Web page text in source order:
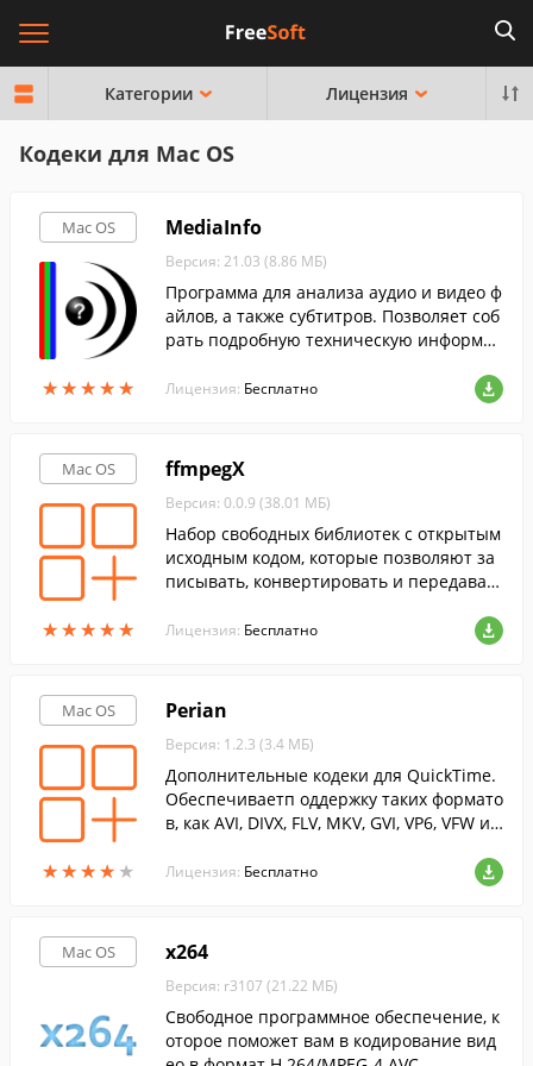
Категории Лицензия
Кодеки для Mac OS
Mac OS
★★★★★
★★★★★
MediaInfo
Версия: 21.03 (8.86 МБ)
Программа для анализа аудио и видео ф
айлов, а также субтитров. Позволяет соб
рать подробную техническую информац
Лицензия: Бесплатно
Mac OS
★★★★★
★★★★★
ffmpegX
Версия: 0.0.9 (38.01 МБ)
Набор свободных библиотек с открытым
исходным кодом, которые позволяют за
писывать, конвертировать и передават
личных форматах.
Лицензия: Бесплатно
Mac OS
★★★★ ★
★★★★ ★
Perian
Версия: 1.2.3 (3.4 МБ)
Дополнительные кодеки для QuickTime.
Обеспечиваетп оддержку таких формато
в, как AVI, DIVX, FLV, MKV, GVI, VP6, VFW и
Лицензия: Бесплатно
Mac OS x264
Версия: r3107 (21.22 МБ)
Свободное программное обеспечение, к
оторое поможет вам в кодирование вид